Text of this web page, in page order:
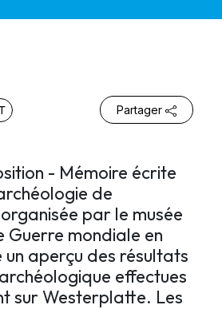
Partager
- Mémoire écrite
de
par le musée
Guerre mondiale en
aperçu des résultats
effectues
sur Westerplatte. Les